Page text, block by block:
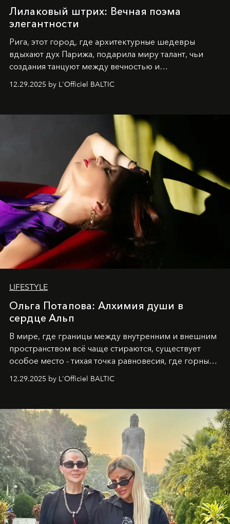
Лилаковый штрих: Вечная поэма
элегантности
Рига, этот город, где архитектурные шедевры
вдыхают дух Парижа, подарила миру талант, чьи
создания танцуют между вечностью и
современностью.
12.29.2025 by L'Officiel BALTIC
LIFESTYLE
Ольга Потапова: Алхимия души в
сердце Альп
В мире, где границы между внутренним и внешним
пространством всё чаще стираются, существует
особое место - тихая точка равновесия, где горные
вершины Швейцарии встречаются с бездонными
глубинами человеческой души. Здесь, на стыке
Ольга Потапова - женщина, чей путь от поиска
истины превратился в искусство превращения
человеческих кризисов в возможности для
возрождения.
12.29.2025 by L'Officiel BALTIC